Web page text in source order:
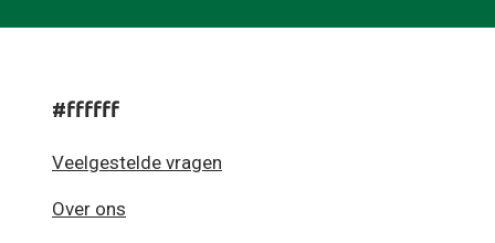
#ffffff
Veelgestelde vragen
Over ons